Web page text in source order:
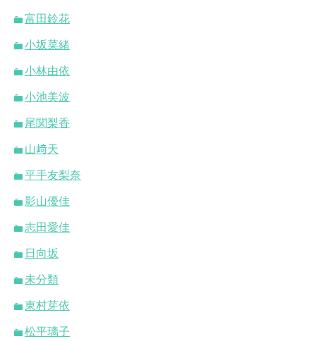
富田鈴花
小坂菜緒
小林由依
小池美波
尾関梨香
山﨑天
平手友梨奈
影山優佳
志田愛佳
日向坂
未分類
東村芽依
松平璃子